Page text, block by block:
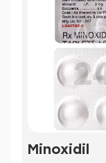
Minoxidil